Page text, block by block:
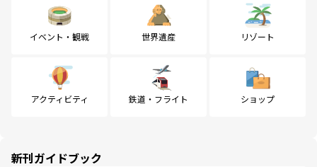
イベント・観戦 世界遺産 リゾート
アクティビティ 鉄道・フライト ショップ
新刊ガイドブック